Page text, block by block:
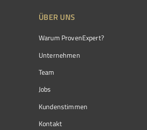
ÜBER UNS
Warum ProvenExpert?
Unternehmen
Team
Jobs
Kundenstimmen
Kontakt